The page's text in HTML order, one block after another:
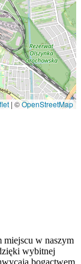
| ©OpenStreetMap
w naszym
wybitnej